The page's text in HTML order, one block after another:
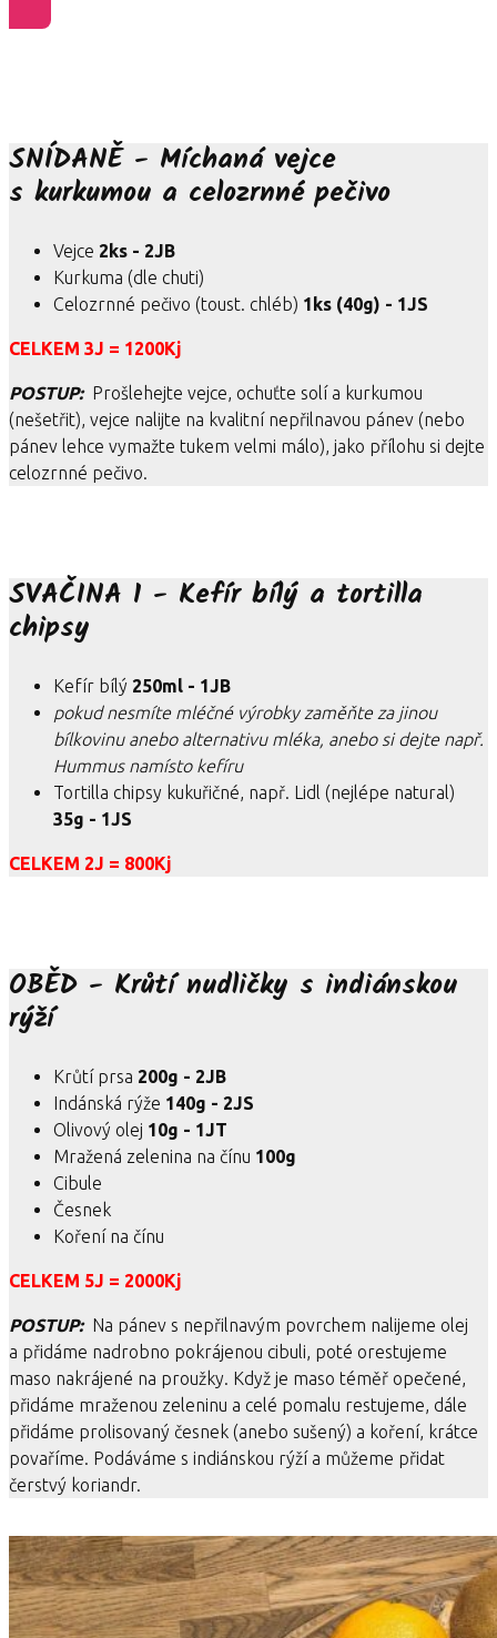
SNÍDANĚ - Míchaná vejce
s kurkumou a celozrnné pečivo
Vejce 2ks - 2JB
Kurkuma (dle chuti)
Celozrnné pečivo (toust. chléb) 1ks (40g) - 1JS
CELKEM 3J = 1200Kj
POSTUP: Prošlehejte vejce, ochuťte solí a kurkumou
(nešetřit), vejce nalijte na kvalitní nepřilnavou pánev (nebo
pánev lehce vymažte tukem velmi málo), jako přílohu si dejte
celozrnné pečivo.
SVAČINA 1 - Kefír bílý a tortilla
chipsy
Kefír bílý 250ml - 1JB
pokud nesmíte mléčné výrobky zaměňte za jinou
bílkovinu anebo alternativu mléka, anebo si dejte např.
Hummus namísto kefíru
Tortilla chipsy kukuřičné, např. Lidl (nejlépe natural)
35g - 1JS
CELKEM 2J = 800Kj
OBĚD - Krůtí nudličky s indiánskou
rýží
Krůtí prsa 200g - 2JB
Indánská rýže 140g - 2JS
Olivový olej 10g - 1JT
Mražená zelenina na čínu 100g
Cibule
Česnek
Koření na čínu
CELKEM 5J = 2000Kj
POSTUP: Na pánev s nepřilnavým povrchem nalijeme olej
a přidáme nadrobno pokrájenou cibuli, poté orestujeme
maso nakrájené na proužky. Když je maso téměř opečené,
přidáme mraženou zeleninu a celé pomalu restujeme, dále
přidáme prolisovaný česnek (anebo sušený) a koření, krátce
povaříme. Podáváme s indiánskou rýží a můžeme přidat
čerstvý koriandr.